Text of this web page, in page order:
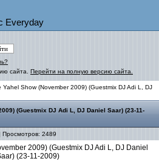
Everyday
сайта. Перейти на полную версию сайта.
Yahel Show (November 2009) (Guestmix DJ Adi L, DJ
(Guestmix DJ Adi L, DJ Daniel Saar) (23-11-
Просмотров: 2489